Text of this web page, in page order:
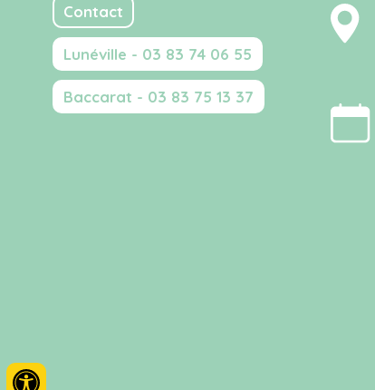
Contact
Lunéville - 03 83 74 06 55
Baccarat - 03 83 75 13 37